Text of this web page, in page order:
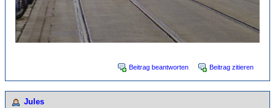
Beitrag beantworten Beitrag zitieren
Jules